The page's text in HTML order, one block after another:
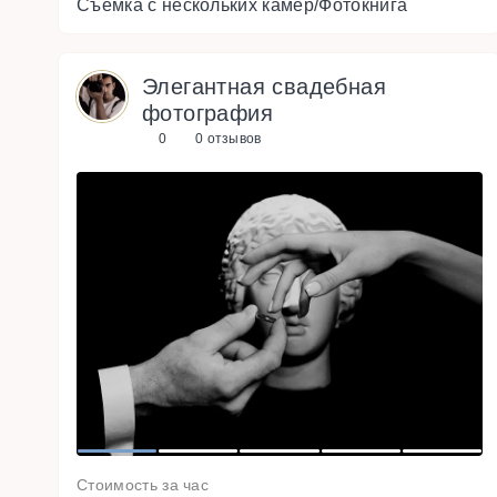
Съемка с нескольких камер/Фотокнига
Элегантная свадебная
фотография
0 0 отзывов
1 2 3 4 5
Стоимость за час
v
i